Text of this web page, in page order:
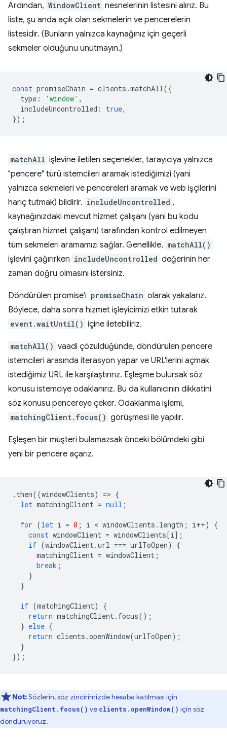
Ardından, WindowClient nesnelerinin listesini alırız. Bu
liste, şu anda açık olan sekmelerin ve pencerelerin
listesidir. (Bunların yalnızca kaynağınız için geçerli
sekmeler olduğunu unutmayın.)
const promiseChain = clients .matchAll({
type : 'window' ,
includeUncontrolled : true,
});
matchAll işlevine iletilen seçenekler, tarayıcıya yalnızca
"pencere" türü istemcileri aramak istediğimizi (yani
yalnızca sekmeleri ve pencereleri aramak ve web işçilerini
hariç tutmak) bildirir. includeUncontrolled ,
kaynağınızdaki mevcut hizmet çalışanı (yani bu kodu
çalıştıran hizmet çalışanı) tarafından kontrol edilmeyen
tüm sekmeleri aramamızı sağlar. Genellikle, matchAll()
işlevini çağırırken includeUncontrolled değerinin her
zaman doğru olmasını istersiniz.
Döndürülen promise'ı promiseChain olarak yakalarız.
Böylece, daha sonra hizmet işleyicimizi etkin tutarak
event.waitUntil() içine iletebiliriz.
matchAll() vaadi çözüldüğünde, döndürülen pencere
istemcileri arasında iterasyon yapar ve URL'lerini açmak
istediğimiz URL ile karşılaştırırız. Eşleşme bulursak söz
konusu istemciye odaklanırız. Bu da kullanıcının dikkatini
söz konusu pencereye çeker. Odaklanma işlemi,
matchingClient.focus() görüşmesi ile yapılır.
Eşleşen bir müşteri bulamazsak önceki bölümdeki gibi
yeni bir pencere açarız.
. then((windowClients) => {
let matchingClient = null ;
for (let i = 0 ; i < windowClients . length ; i++)
{
const windowClient = windowClients[i];
if (windowClient.url === urlToOpen)
{
matchingClient = windowClient ;
break ;
}
}
if (matchingClient)
{
return matchingClient. focus();
} else {
return clients .openWindow(urlToOpen);
}
});
Not:Sözlerin, söz zincirimizde hesaba katılması için
matchingClient.focus() ve clients.openWindow() için söz
döndürüyoruz.